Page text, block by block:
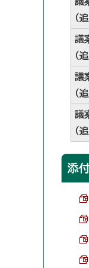
（
議
（
議
（
議
（
添